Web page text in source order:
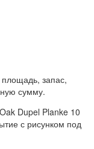
запас,
сумму.
Dupel Planke 10
с рисунком под